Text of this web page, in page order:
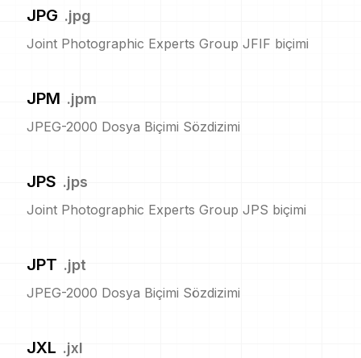
JPG .jpg
Joint Photographic Experts Group JFIF biçimi
JPM .jpm
JPEG-2000 Dosya Biçimi Sözdizimi
JPS .jps
Joint Photographic Experts Group JPS biçimi
JPT .jpt
JPEG-2000 Dosya Biçimi Sözdizimi
JXL .jxl